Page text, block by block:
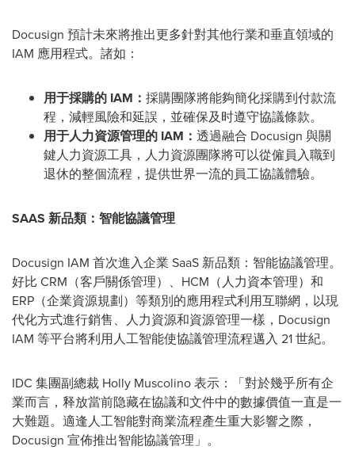
Docusign 預計未來將推出更多針對其他行業和垂直領域的
IAM 應用程式。諸如：
用于採購的 IAM ： 採購團隊將能夠簡化採購到付款流
程，減輕風險和延誤，並確保及时遵守協議條款。
用于人力資源管理的 IAM ： 透過融合 Docusign 與關
鍵人力資源工具，人力資源團隊將可以從僱員入職到
退休的整個流程，提供世界一流的員工協議體驗。
SAAS 新品類：智能協議管理
Docusign IAM 首次進入企業 SaaS 新品類：智能協議管理。
好比 CRM（客戶關係管理）、HCM（人力資本管理）和
ERP（企業資源規劃）等類別的應用程式利用互聯網，以現
代化方式進行銷售、人力資源和資源管理一樣，Docusign
IAM 等平台將利用人工智能使協議管理流程邁入 21 世紀。
IDC 集團副總裁 Holly Muscolino表示：「對於幾乎所有企
業而言，释放當前隐藏在協議和文件中的數據價值一直是一
大難題。適逢人工智能對商業流程產生重大影響之際，
Docusign 宣佈推出智能協議管理」。